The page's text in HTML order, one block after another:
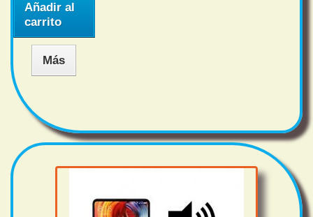
Añadir al
carrito
Más